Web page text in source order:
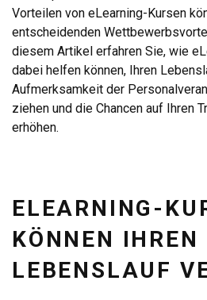
Vorteilen von eLearning-Kursen
entscheidenden
diesem Artikel erfahren Sie, wie
dabei helfen können, Ihren
Aufmerksamkeit der
ziehen und die Chancen auf Ihren
erhöhen.
ELEARNING-
KÖNNEN IHREN
LEBENSLAUF